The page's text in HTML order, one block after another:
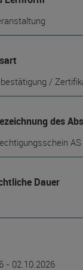
/
des
Dauer
- 02.10.2026